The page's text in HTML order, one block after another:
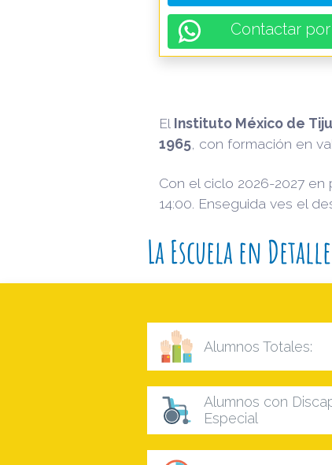
Contactar
El Instituto México de
1965 , con formación en
Con el ciclo 2026-2027
14:00. Enseguida ves el
La Escuela en Detalle
Alumnos Totales:
Alumnos con
Especial